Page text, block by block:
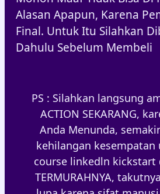
Alasan Apapun, Karena
Final. Untuk Itu Silahkan
Dahulu Sebelum Membeli
PS : Silahkan langsung
ACTION SEKARANG,
Anda Menunda,
kehilangan kesempatan
course linkedln kickstart
TERMURAHNYA,